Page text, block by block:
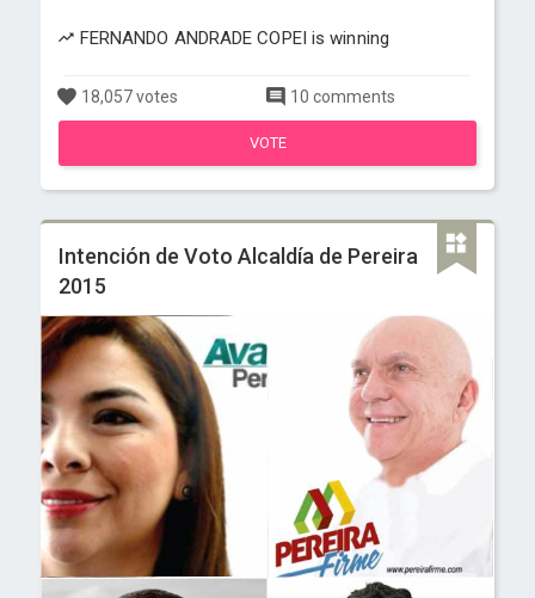
FERNANDO ANDRADE COPEI is winning
18,057 votes 10 comments
VOTE
Intención de Voto Alcaldía de Pereira
2015